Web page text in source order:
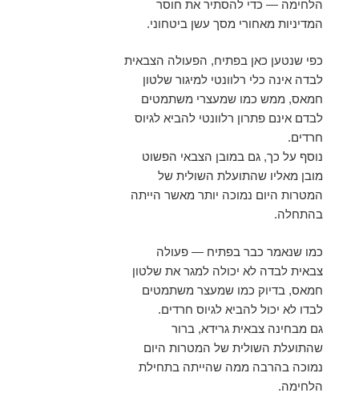
הלחימה — כדי להסתיר את חוסר
המדיניות מאחורי מסך עשן ביטחוני.
כפי שנטען כאן בפתיח, הפעולה הצבאית
לבדה אינה כלי רלוונטי למיגור שלטון
חמאס, ממש כמו שמעצרי משתמטים
לבדם אינם פתרון רלוונטי להביא לגיוס
חרדים.
נוסף על כך, גם במובן הצבאי הפשוט
מובן מאליו שהתועלת השולית של
המטרות היום נמוכה יותר מאשר הייתה
בהתחלה.
כמו שנאמר כבר בפתיח — פעולה
צבאית לבדה לא יכולה למגר את שלטון
חמאס, בדיוק כמו שמעצר משתמטים
לבדו לא יכול להביא לגיוס חרדים.
גם מבחינה צבאית גרידא, ברור
שהתועלת השולית של המטרות היום
נמוכה בהרבה ממה שהייתה בתחילת
הלחימה.